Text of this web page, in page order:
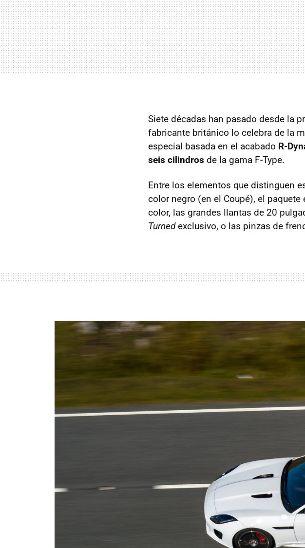
Siete décadas han pasado desde la
fabricante británico lo celebra de la
especial basada en el acabado R-
seis cilindros de la gama F-Type.
Entre los elementos que distinguen
color negro (en el Coupé), el paquete
color, las grandes llantas de 20
Turnedexclusivo, o las pinzas de